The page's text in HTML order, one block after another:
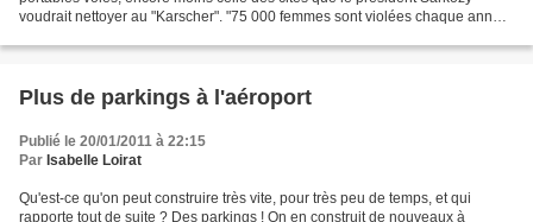
voudrait nettoyer au "Karscher". "75 000 femmes sont violées chaque année
Plus de parkings à l'aéroport
Publié le 20/01/2011 à 22:15
Par Isabelle Loirat
Qu'est-ce qu'on peut construire très vite, pour très peu de temps, et qui
rapporte tout de suite ? Des parkings ! On en construit de nouveaux à